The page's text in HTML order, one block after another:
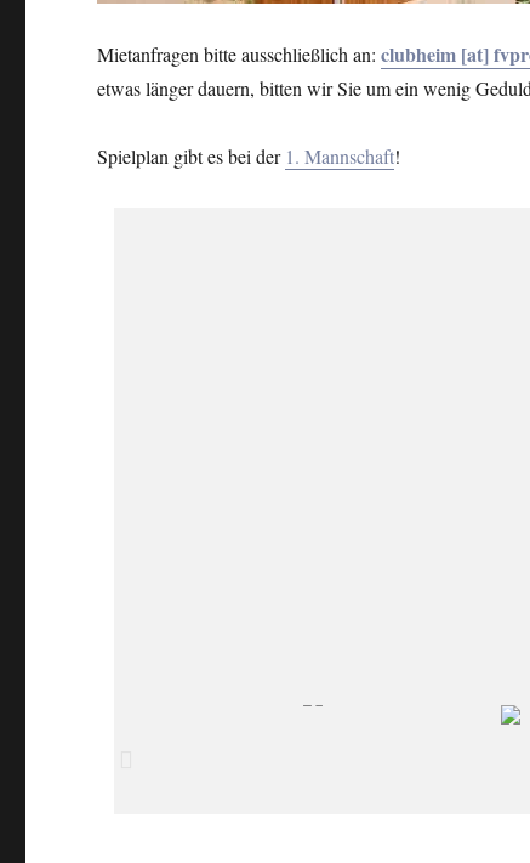
Mietanfragen bitte ausschließlich an:clubheim [at]
etwas länger dauern, bitten wir Sie um ein wenig
Spielplan gibt es bei der 1. Mannschaft!